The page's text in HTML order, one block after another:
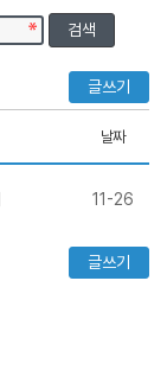
글쓰기
날짜
11-26
글쓰기